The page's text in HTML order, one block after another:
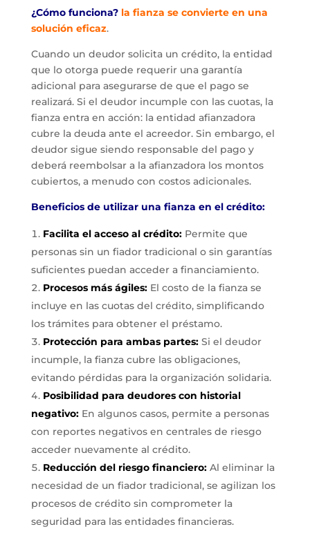
¿Cómo funciona? la fianza se convierte en una
solución eficaz.
Cuando un deudor solicita un crédito, la entidad
que lo otorga puede requerir una garantía
adicional para asegurarse de que el pago se
realizará. Si el deudor incumple con las cuotas, la
fianza entra en acción: la entidad afianzadora
cubre la deuda ante el acreedor. Sin embargo, el
deudor sigue siendo responsable del pago y
deberá reembolsar a la afianzadora los montos
cubiertos, a menudo con costos adicionales.
Beneficios de utilizar una fianza en el crédito:
Facilita el acceso al crédito: Permite que
personas sin un fiador tradicional o sin garantías
suficientes puedan acceder a financiamiento.
Procesos más ágiles: El costo de la fianza se
incluye en las cuotas del crédito, simplificando
los trámites para obtener el préstamo.
Protección para ambas partes: Si el deudor
incumple, la fianza cubre las obligaciones,
evitando pérdidas para la organización solidaria.
Posibilidad para deudores con historial
negativo:En algunos casos, permite a personas
con reportes negativos en centrales de riesgo
acceder nuevamente al crédito.
Reducción del riesgo financiero:Al eliminar la
necesidad de un fiador tradicional, se agilizan los
procesos de crédito sin comprometer la
seguridad para las entidades financieras.